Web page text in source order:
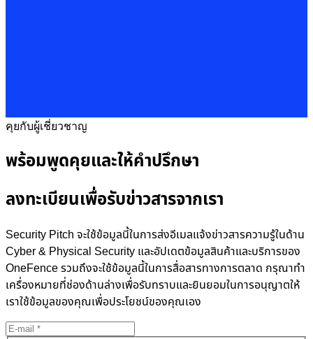
คุยกับผู้เชี่ยวชาญ
พร้อมพูดคุยและให้คำปรึกษา
ลงทะเบียนเพื่อรับข่าวสารจากเรา
Security Pitch จะใช้ข้อมูลนี้ในการส่งอีเมลแจ้งข่าวสารความรู้ในด้าน
Cyber & Physical Security และอัปเดตข้อมูลสินค้าและบริการของ
OneFence รวมถึงจะใช้ข้อมูลนี้ในการสื่อสารทางการตลาด กรุณาทำ
เครื่องหมายที่ช่องด้านล่างเพื่อรับทราบและยินยอมในการอนุญาตให้
เราใช้ข้อมูลของคุณเพื่อประโยชน์ของคุณเอง